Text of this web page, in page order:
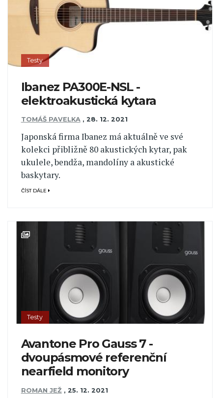
Testy
Ibanez PA300E-NSL -
elektroakustická kytara
TOMÁŠ PAVELKA , 28. 12. 2021
Japonská firma Ibanez má aktuálně ve své
kolekci přibližně 80 akustických kytar, pak
ukulele, bendža, mandolíny a akustické
baskytary.
ČÍST DÁLE
Testy
Avantone Pro Gauss 7 -
dvoupásmové referenční
nearfield monitory
ROMAN JEŽ , 25. 12. 2021